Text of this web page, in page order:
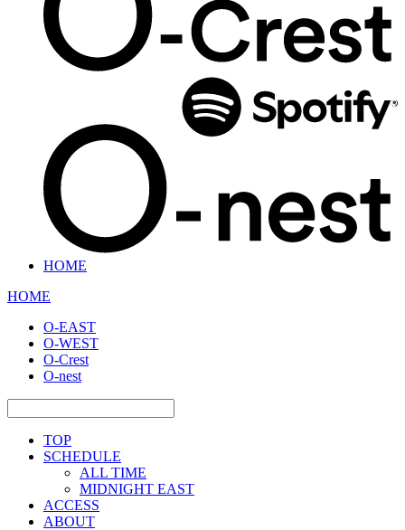
HOME
HOME
O-EAST
O-WEST
O-Crest
O-nest
TOP
SCHEDULE
ALL TIME
MIDNIGHT EAST
ACCESS
ABOUT